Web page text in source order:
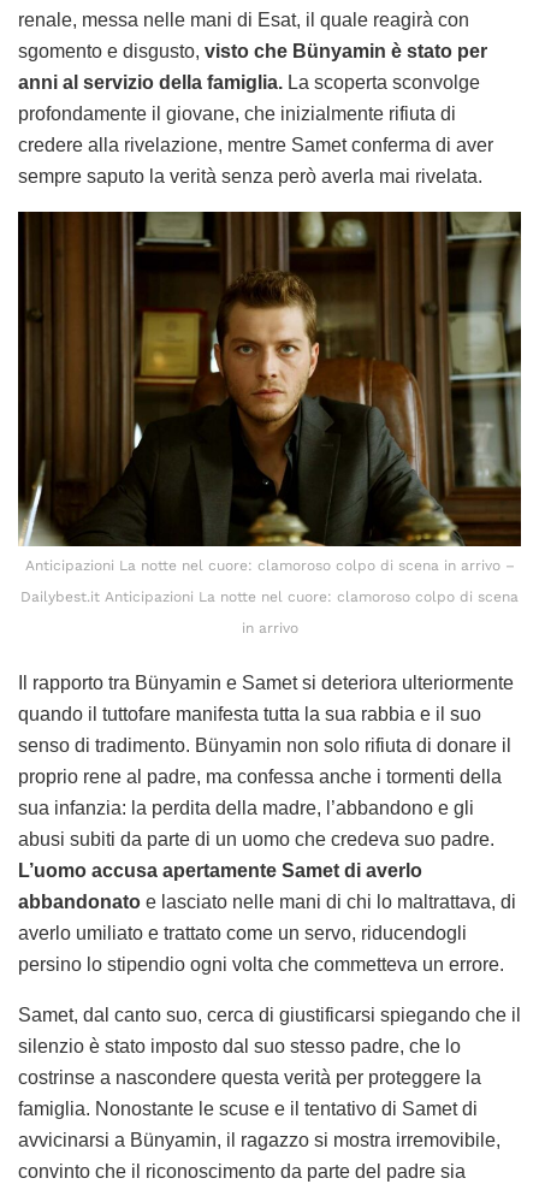
renale, messa nelle mani di Esat, il quale reagirà con
sgomento e disgusto, visto che Bünyamin è stato per
anni al servizio della famiglia. La scoperta sconvolge
profondamente il giovane, che inizialmente rifiuta di
credere alla rivelazione, mentre Samet conferma di aver
sempre saputo la verità senza però averla mai rivelata.
Anticipazioni La notte nel cuore: clamoroso colpo di scena in arrivo –
Dailybest.it Anticipazioni La notte nel cuore: clamoroso colpo di scena
in arrivo
Il rapporto tra Bünyamin e Samet si deteriora ulteriormente
quando il tuttofare manifesta tutta la sua rabbia e il suo
senso di tradimento. Bünyamin non solo rifiuta di donare il
proprio rene al padre, ma confessa anche i tormenti della
sua infanzia: la perdita della madre, l’abbandono e gli
abusi subiti da parte di un uomo che credeva suo padre.
L’uomo accusa apertamente Samet di averlo
abbandonato e lasciato nelle mani di chi lo maltrattava, di
averlo umiliato e trattato come un servo, riducendogli
persino lo stipendio ogni volta che commetteva un errore.
Samet, dal canto suo, cerca di giustificarsi spiegando che il
silenzio è stato imposto dal suo stesso padre, che lo
costrinse a nascondere questa verità per proteggere la
famiglia. Nonostante le scuse e il tentativo di Samet di
avvicinarsi a Bünyamin, il ragazzo si mostra irremovibile,
convinto che il riconoscimento da parte del padre sia